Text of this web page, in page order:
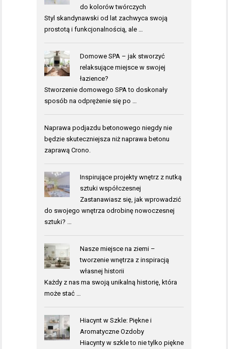
do kolorów twórczych
Styl skandynawski od lat zachwyca swoją
prostotą i funkcjonalnością, ale …
Domowe SPA – jak stworzyć
relaksujące miejsce w swojej
łazience?
Stworzenie domowego SPA to doskonały
sposób na odprężenie się po …
Naprawa podjazdu betonowego niegdy nie
będzie skuteczniejsza niż naprawa betonu
zaprawą Crono.
Inspirujące projekty wnętrz z nutką
sztuki współczesnej
Zastanawiasz się, jak wprowadzić
do swojego wnętrza odrobinę nowoczesnej
sztuki? …
Nasze miejsce na ziemi –
tworzenie wnętrza z inspiracją
własnej historii
Każdy z nas ma swoją unikalną historię, która
może stać …
Hiacynt w Szkle: Piękne i
Aromatyczne Ozdoby
Hiacynty w szkle to nie tylko piękne